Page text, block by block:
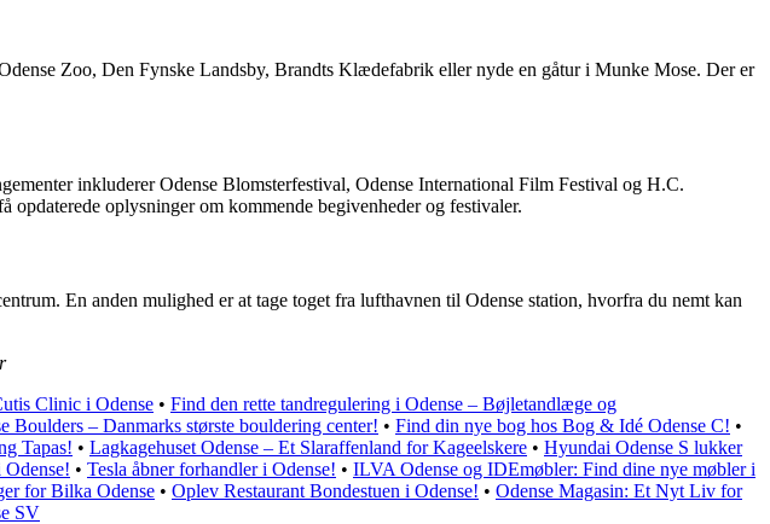
Zoo, Den Fynske Landsby, Brandts Klædefabrik eller nyde en gåtur i Munke Mose. Der er
inkluderer Odense Blomsterfestival, Odense International Film Festival og H.C.
oplysninger om kommende begivenheder og festivaler.
En anden mulighed er at tage toget fra lufthavnen til Odense station, hvorfra du nemt kan
Clinic i Odense • Find den rette tandregulering i Odense – Bøjletandlæge og
Boulders – Danmarks største bouldering center! • Find din nye bog hos Bog & Idé Odense C! •
Tapas! • Lagkagehuset Odense – Et Slaraffenland for Kageelskere • Hyundai Odense S lukker
• Tesla åbner forhandler i Odense! • ILVA Odense og IDEmøbler: Find dine nye møbler i
for Bilka Odense • Oplev Restaurant Bondestuen i Odense! • Odense Magasin: Et Nyt Liv for
SV